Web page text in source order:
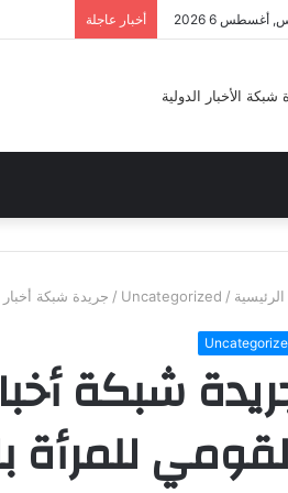
أغسطس 6 2026 أخبار عاجلة
الرئيسية /
Uncategorized
/ جريدة شبكة
شبكة
للمرأة